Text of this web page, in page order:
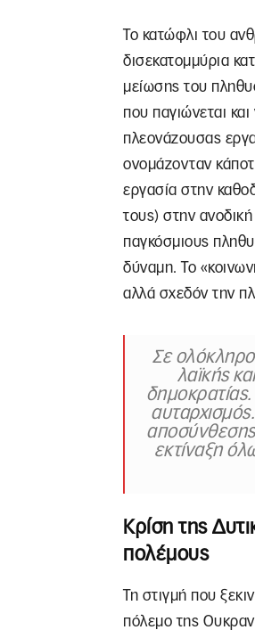
Το κατώφλι του
δισεκατομμύρια
μείωσης του
που παγιώνεται
πλεονάζουσας
ονομάζονταν
εργασία στην
τους) στην
παγκόσμιους
δύναμη. Το
αλλά σχεδόν την
Σε
λαϊκής
εκτίναξη
Κρίση της
πολέμους
Τη στιγμή που
πόλεμο της